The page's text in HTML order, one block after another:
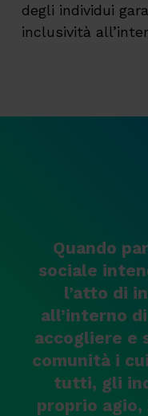
degli individui
inclusività
Quando
sociale
l’atto di
all’interno
accogliere e
comunità i
tutti, gli
proprio